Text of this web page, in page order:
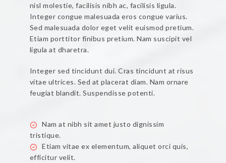
nisl molestie, facilisis nibh ac, facilisis ligula.
Integer congue malesuada eros congue varius.
Sed malesuada dolor eget velit euismod pretium.
Etiam porttitor finibus pretium. Nam suscipit vel
ligula at dharetra.
Integer sed tincidunt dui. Cras tincidunt at risus
vitae ultrices. Sed at placerat diam. Nam ornare
feugiat blandit. Suspendisse potenti.
Nam at nibh sit amet justo dignissim
tristique.
Etiam vitae ex elementum, aliquet orci quis,
efficitur velit.